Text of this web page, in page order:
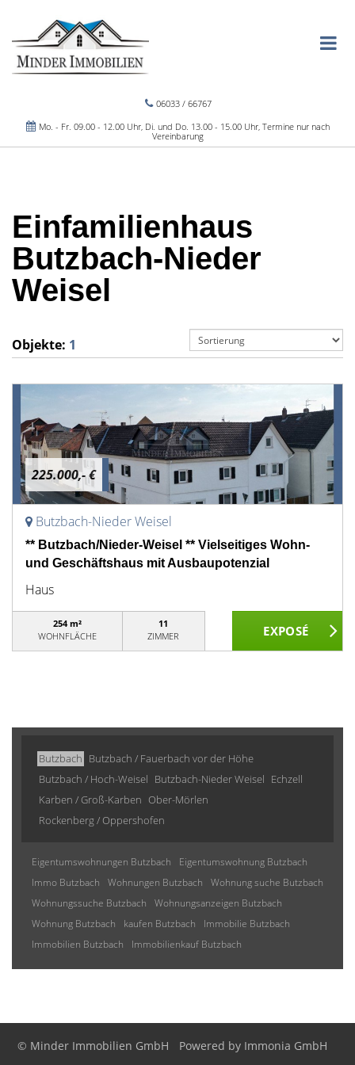
06033 / 66767
Mo. - Fr. 09.00 - 12.00 Uhr, Di. und Do. 13.00 - 15.00 Uhr, Termine nur nach
Vereinbarung
Einfamilienhaus
Butzbach-Nieder
Weisel
Objekte: 1
225.000,- €
Butzbach-Nieder Weisel
** Butzbach/Nieder-Weisel ** Vielseitiges Wohn-
und Geschäftshaus mit Ausbaupotenzial
Haus
254 m²
WOHNFLÄCHE
11
ZIMMER
Butzbach Butzbach / Fauerbach vor der Höhe
Butzbach / Hoch-Weisel Butzbach-Nieder Weisel Echzell
Karben / Groß-Karben Ober-Mörlen
Rockenberg / Oppershofen
Eigentumswohnungen Butzbach
Eigentumswohnung Butzbach
Immo Butzbach
Wohnungen Butzbach
Wohnung suche Butzbach
Wohnungssuche Butzbach
Wohnungsanzeigen Butzbach
Wohnung Butzbach
kaufen Butzbach
Immobilie Butzbach
Immobilien Butzbach
Immobilienkauf Butzbach
© Minder Immobilien GmbH Powered by Immonia GmbH